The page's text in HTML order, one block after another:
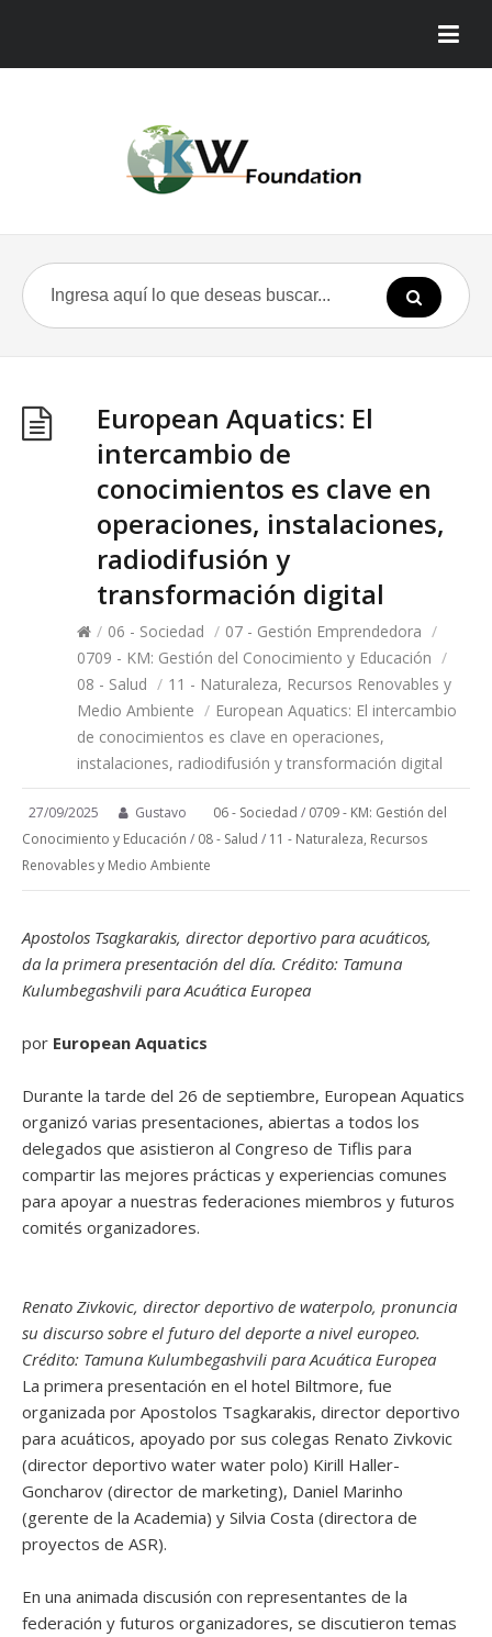
European Aquatics: El
intercambio de
conocimientos es clave en
operaciones, instalaciones,
radiodifusión y
transformación digital
/ 06 - Sociedad / 07 - Gestión Emprendedora /
0709 - KM: Gestión del Conocimiento y Educación /
08 - Salud / 11 - Naturaleza, Recursos Renovables y
Medio Ambiente / European Aquatics: El intercambio
de conocimientos es clave en operaciones,
instalaciones, radiodifusión y transformación digital
27/09/2025 Gustavo 06 - Sociedad / 0709 - KM: Gestión del
Conocimiento y Educación / 08 - Salud / 11 - Naturaleza, Recursos
Renovables y Medio Ambiente
Apostolos Tsagkarakis, director deportivo para acuáticos,
da la primera presentación del día. Crédito: Tamuna
Kulumbegashvili para Acuática Europea
por European Aquatics
Durante la tarde del 26 de septiembre, European Aquatics
organizó varias presentaciones, abiertas a todos los
delegados que asistieron al Congreso de Tiflis para
compartir las mejores prácticas y experiencias comunes
para apoyar a nuestras federaciones miembros y futuros
comités organizadores.
Renato Zivkovic, director deportivo de waterpolo, pronuncia
su discurso sobre el futuro del deporte a nivel europeo.
Crédito: Tamuna Kulumbegashvili para Acuática Europea
La primera presentación en el hotel Biltmore, fue
organizada por Apostolos Tsagkarakis, director deportivo
para acuáticos, apoyado por sus colegas Renato Zivkovic
(director deportivo water water polo) Kirill Haller-
Goncharov (director de marketing), Daniel Marinho
(gerente de la Academia) y Silvia Costa (directora de
proyectos de ASR).
En una animada discusión con representantes de la
federación y futuros organizadores, se discutieron temas